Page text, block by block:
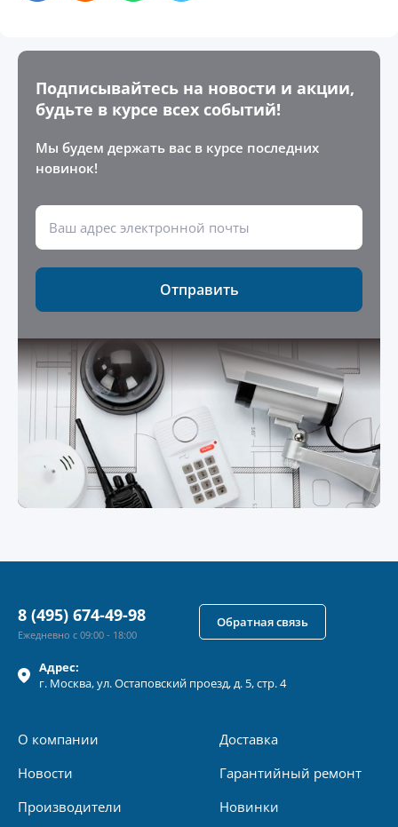
Подписывайтесь на новости и акции,
будьте в курсе всех событий!
Мы будем держать вас в курсе последних
новинок!
Отправить
Адрес:
г. Москва, ул.Остаповский проезд, д. 5, стр. 4
О компании
Новости
Производители
Доставка
Гарантийный ремонт
Новинки
8 (495) 674-49-98
Ежедневно с 09:00 - 18:00
Обратная связь